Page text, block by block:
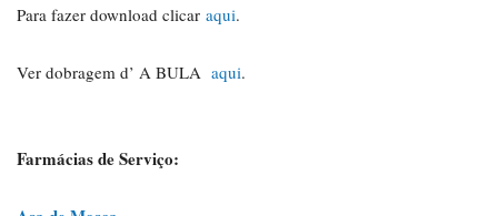
Para fazer download clicar aqui.
Ver dobragem d’ A BULA aqui.
Farmácias de Serviço: